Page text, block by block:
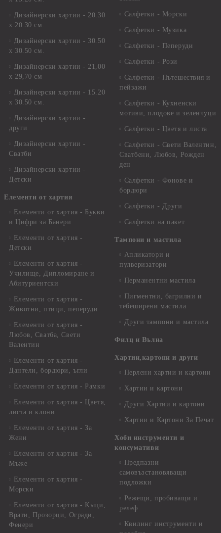
Дизайнерски хартии - 20.30
х 20.30 см.
Дизайнерски хартии - 30.50
х 30.50 см.
Дизайнерски хартии - 21,00
х 29,70 см
Дизайнерски хартии - 15.20
x 30.50 см.
Дизайнерски хартии -
други
Дизайнерски хартии -
Сватби
Дизайнерски хартии -
Детски
Елементи от хартия
Елементи от хартия - Букви
и Цифри за Банери
Елементи от хартия -
Детски
Елементи от хартия -
Училище, Дипломиране и
Абитуриентски
Елементи от хартия -
Животни, птици, пеперуди
Елементи от хартия -
Любов, Сватба, Свети
Валентин
Елементи от хартия -
Дантели, бордюри, ъгли
Елементи от хартия - Рамки
Елементи от хартия - Цветя,
листа и клони
Елементи от хартия - За
Жени
Елементи от хартия - За
Мъже
Елементи от хартия -
Морски
Елементи от хартия - Къщи,
Врати, Прозорци, Огради,
Фенери
Салфетки - Морски
Салфетки - Музика
Салфетки - Пеперуди
Салфетки - Рози
Салфетки - Пътешествия и
пейзажи
Салфетки - Кухненски
мотиви, плодове и зеленчуци
Салфетки - Цветя и листа
Салфетки - Свети Валентин,
Сватбени, Любов, Рожден
ден
Салфетки - Фонове и
бордюри
Салфетки - Други
Салфетки на пакет
Тампони и мастила
Апликатори и
пулверизатори
Перманентни мастила
Пигментни, багрилни и
тебеширени мастила
Други тампони и мастила
Филц и Вълна
Хартии,картони и други
Перлени хартии и картони
Хартии и картони
Други Хартии и картони
Хартии и Картони За Печат
Хоби инструменти и
консумативи
Предпазни
самовъзстановяващи
подложки
Режещи, пробиващи и
релеф
Квилинг инструменти и